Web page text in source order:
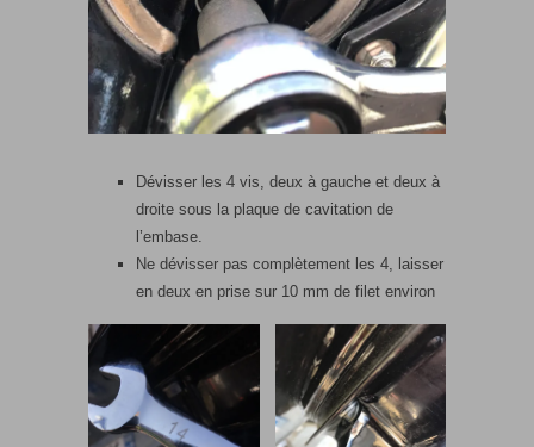
Dévisser les 4 vis, deux à gauche et deux à
droite sous la plaque de cavitation de
l’embase.
Ne dévisser pas complètement les 4, laisser
en deux en prise sur 10 mm de filet environ